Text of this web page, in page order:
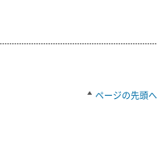
ページの先頭へ